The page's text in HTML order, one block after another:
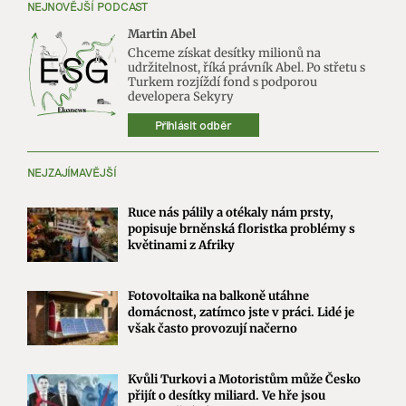
NEJNOVĚJŠÍ PODCAST
Martin Abel
Chceme získat desítky milionů na
udržitelnost, říká právník Abel. Po střetu s
Turkem rozjíždí fond s podporou
developera Sekyry
Přihlásit odběr
NEJZAJÍMAVĚJŠÍ
Ruce nás pálily a otékaly nám prsty,
popisuje brněnská floristka problémy s
květinami z Afriky
Fotovoltaika na balkoně utáhne
domácnost, zatímco jste v práci. Lidé je
však často provozují načerno
Kvůli Turkovi a Motoristům může Česko
přijít o desítky miliard. Ve hře jsou